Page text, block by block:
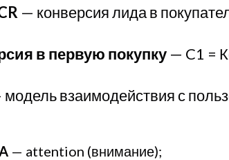
— конверсия лида в
в первую покупку — C1 =
модель взаимодействия с
— attention (внимание);